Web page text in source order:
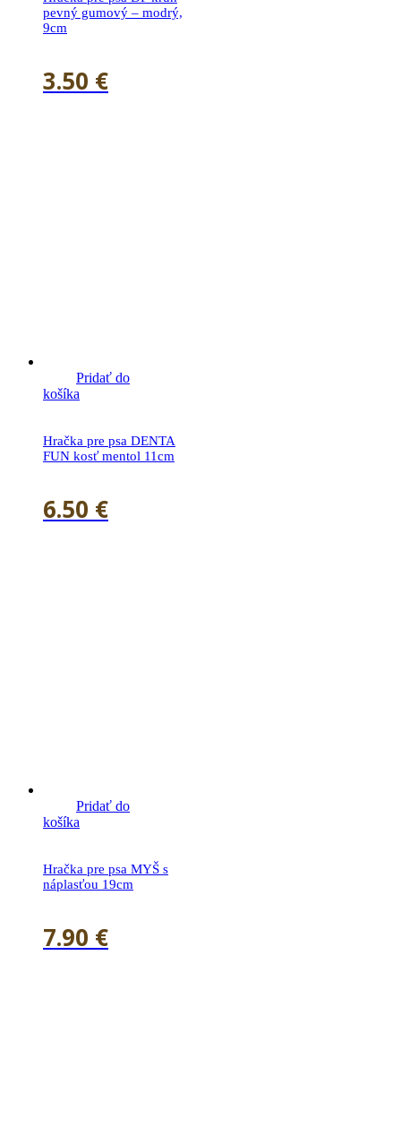
pevný gumový – modrý,
9cm
3.50 €
Pridať do
košíka
Hračka pre psa DENTA
FUN kosť mentol 11cm
6.50 €
Pridať do
košíka
Hračka pre psa MYŠ s
náplasťou 19cm
7.90 €